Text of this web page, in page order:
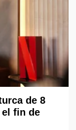
de 8
fin de